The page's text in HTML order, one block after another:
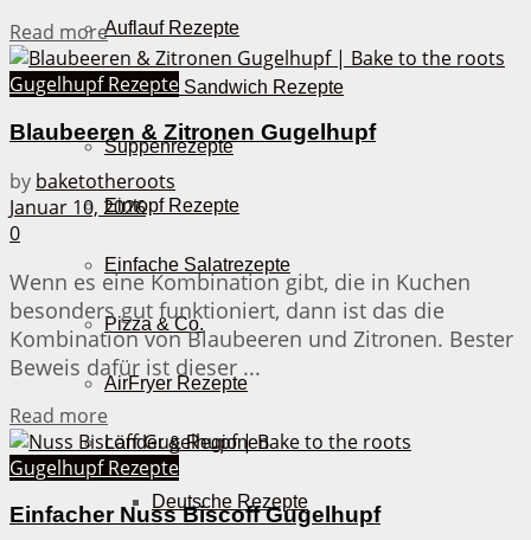
Auflauf Rezepte
Burger & Sandwich Rezepte
Suppenrezepte
Eintopf Rezepte
Einfache Salatrezepte
Pizza & Co.
AirFryer Rezepte
Länder & Regionen
Deutsche Rezepte
Read moreDetails
Gugelhupf Rezepte
Blaubeeren & Zitronen Gugelhupf
by baketotheroots
Januar 10, 2026
0
Wenn es eine Kombination gibt, die in Kuchen
besonders gut funktioniert, dann ist das die
Kombination von Blaubeeren und Zitronen. Bester
Beweis dafür ist dieser ...
Read more
Gugelhupf Rezepte
Einfacher Nuss Biscoff Gugelhupf